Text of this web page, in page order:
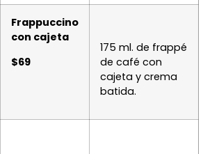
Frappuccino
con cajeta
$69
175 ml. de frappé
de café con
cajeta y crema
batida.